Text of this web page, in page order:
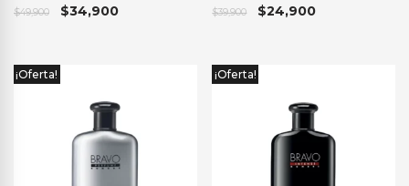
$49,900 $34,900 $39,900 $24,900
¡Oferta! ¡Oferta!